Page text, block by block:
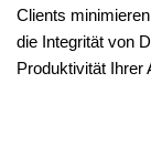
Clients
die Integrität von
Produktivität Ihrer